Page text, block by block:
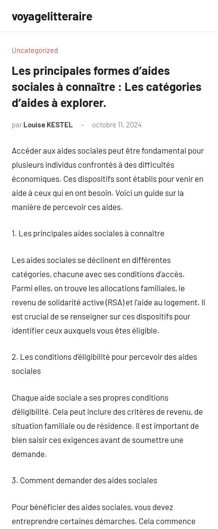
contenu
voyagelitteraire
Uncategorized
Les principales formes d’aides
sociales à connaître : Les catégories
d’aides à explorer.
par Louise KESTEL octobre 11, 2024
Accéder aux aides sociales peut être fondamental pour
plusieurs individus confrontés à des difficultés
économiques. Ces dispositifs sont établis pour venir en
aide à ceux qui en ont besoin. Voici un guide sur la
manière de percevoir ces aides.
1. Les principales aides sociales à connaître
Les aides sociales se déclinent en différentes
catégories, chacune avec ses conditions d’accès.
Parmi elles, on trouve les allocations familiales, le
revenu de solidarité active (RSA) et l’aide au logement. Il
est crucial de se renseigner sur ces dispositifs pour
identifier ceux auxquels vous êtes éligible.
2. Les conditions d’éligibilité pour percevoir des aides
sociales
Chaque aide sociale a ses propres conditions
d’éligibilité. Cela peut inclure des critères de revenu, de
situation familiale ou de résidence. Il est important de
bien saisir ces exigences avant de soumettre une
demande.
3. Comment demander des aides sociales
Pour bénéficier des aides sociales, vous devez
entreprendre certaines démarches. Cela commence